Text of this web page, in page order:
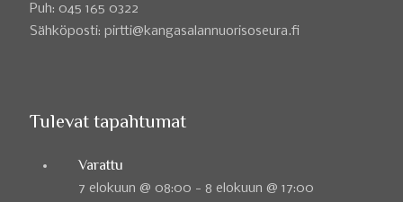
Puh: 045 165 0322
Sähköposti: pirtti@kangasalannuorisoseura.fi
Tulevat tapahtumat
Varattu
7 elokuun @ 08:00 - 8 elokuun @ 17:00